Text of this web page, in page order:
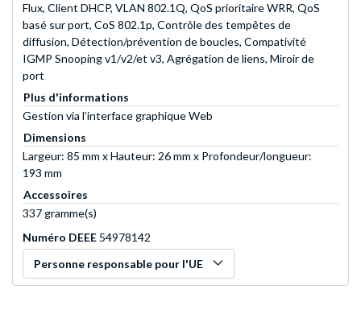
Flux, Client DHCP, VLAN 802.1Q, QoS prioritaire WRR, QoS
basé sur port, CoS 802.1p, Contrôle des tempêtes de
diffusion, Détection/prévention de boucles, Compativité
IGMP Snooping v1/v2/et v3, Agrégation de liens, Miroir de
port
Plus d'informations
Gestion via l’interface graphique Web
Dimensions
Largeur: 85 mm x Hauteur: 26 mm x Profondeur/longueur:
193 mm
Accessoires
337 gramme(s)
Numéro DEEE 54978142
Personne responsable pour l'UE